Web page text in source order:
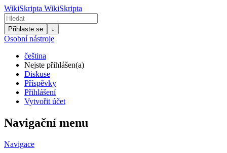
WikiSkripta WikiSkripta
Přihlaste se ↓
Osobní nástroje
čeština
Nejste přihlášen(a)
Diskuse
Příspěvky
Přihlášení
Vytvořit účet
Navigační menu
Navigace